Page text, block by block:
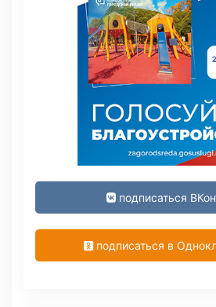
подписаться
подписаться в